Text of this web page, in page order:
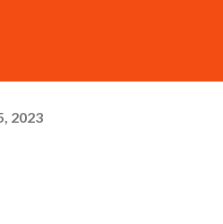
2023